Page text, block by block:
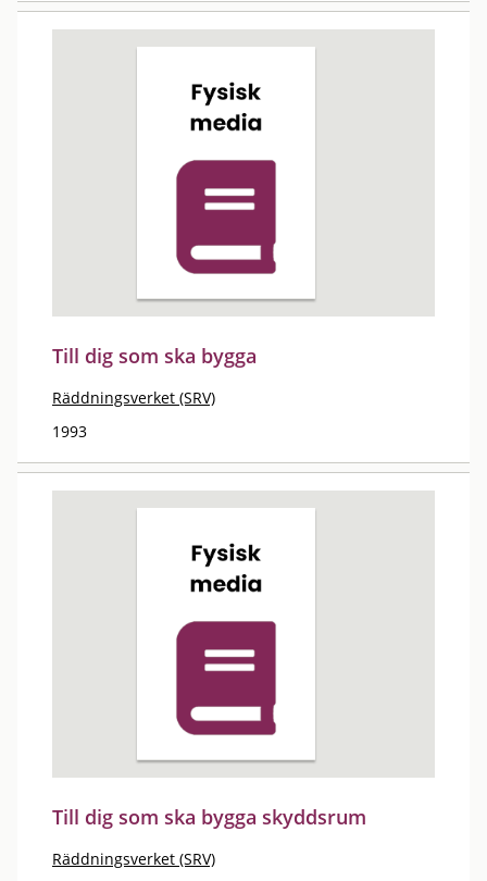
Till dig som ska bygga
Räddningsverket (SRV)
1993
Till dig som ska bygga skyddsrum
Räddningsverket (SRV)